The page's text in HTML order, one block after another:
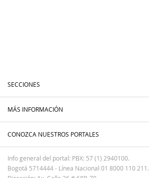
SECCIONES
MÁS INFORMACIÓN
CONOZCA NUESTROS PORTALES
Info general del portal: PBX: 57 (1) 2940100.
Bogotá 5714444 - Línea Nacional 01 8000 110 211.